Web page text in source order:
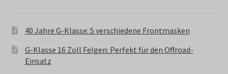
40 Jahre G-Klasse: 5 verschiedene Frontmasken
G-Klasse 16 Zoll Felgen: Perfekt für den Offroad-
Einsatz